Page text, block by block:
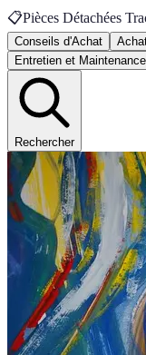
📋Pièces Détachées
Conseils d'Achat
Entretien et Maintenance
Rechercher